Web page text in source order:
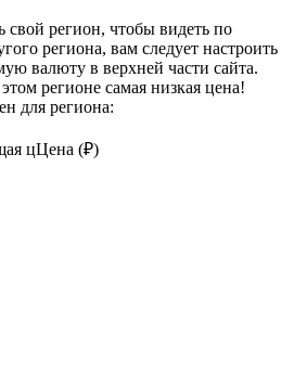
свой регион, чтобы видеть по
региона, вам следует настроить
валюту в верхней части сайта.
регионе самая низкая цена!
для региона:
цЦена (₽)